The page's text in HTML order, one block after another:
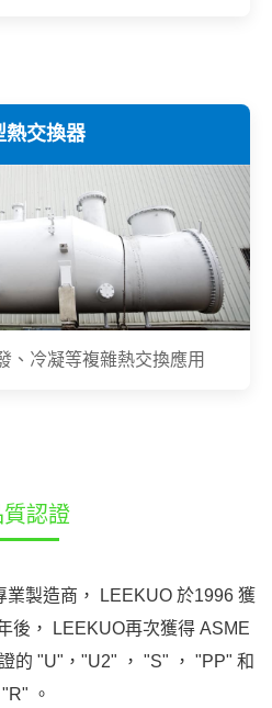
熱交換器
、冷凝等複雜熱交換應用
質認證
製造商， LEEKUO 於1996 獲
後， LEEKUO再次獲得 ASME
的 "U"，"U2" ， "S" ， "PP" 和
"R" 。